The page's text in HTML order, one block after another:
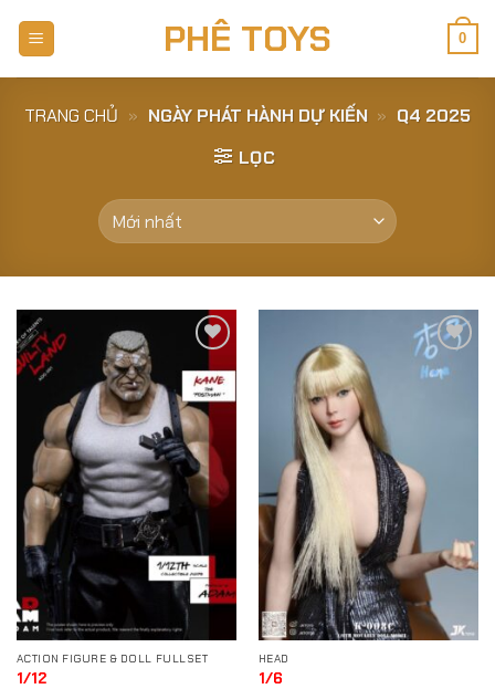
PHÊ TOYS 0
TRANG CHỦ » NGÀY PHÁT HÀNH DỰ KIẾN » Q4 2025
LỌC
Wishlist
ACTION FIGURE & DOLL FULLSET
1/12
Add to
Wishlist
HEAD
1/6